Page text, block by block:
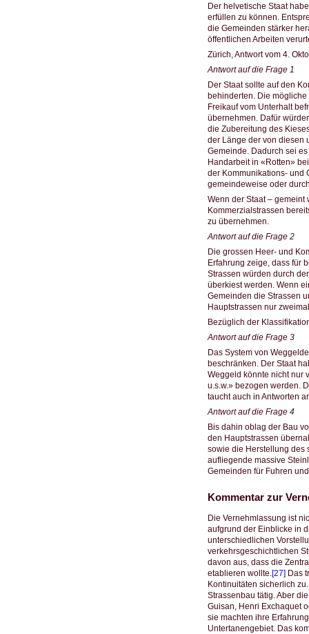
Der helvetische Staat
erfüllen zu können.
die Gemeinden stärker
öffentlichen Arbeiten
Zürich, Antwort vom 4.
Antwort auf die Frage 1
Der Staat sollte auf den
behinderten. Die
Freikauf vom Unterhalt
übernehmen. Dafür
die Zubereitung des
der Länge der von diesen
Gemeinde. Dadurch sei
Handarbeit in «Rotten»
der Kommunikations- und
gemeindeweise oder
Wenn der Staat – gemeint
Kommerzialstrassen
zu übernehmen.
Antwort auf die Frage 2
Die grossen Heer- und
Erfahrung zeige, dass für
Strassen würden durch
überkiest werden. Wenn
Gemeinden die Strassen
Hauptstrassen nur
Bezüglich der
Antwort auf die Frage 3
Das System von
beschränken. Der Staat
Weggeld könnte nicht nur
u.s.w.» bezogen werden.
taucht auch in Antworten
Antwort auf die Frage 4
Bis dahin oblag der Bau
den Hauptstrassen
sowie die Herstellung des
aufliegende massive
Gemeinden für Fuhren
Kommentar zur
Die Vernehmlassung ist
aufgrund der Einblicke in
unterschiedlichen
verkehrsgeschichtlichen
davon aus, dass die
etablieren wollte.[27] Das
Kontinuitäten sicherlich
Strassenbau tätig. Aber
Guisan, Henri Exchaquet
sie machten ihre
Untertanengebiet. Das